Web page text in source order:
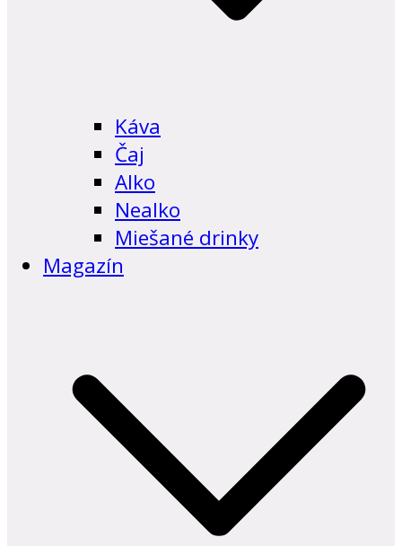
Káva
Čaj
Alko
Nealko
Miešané drinky
Magazín